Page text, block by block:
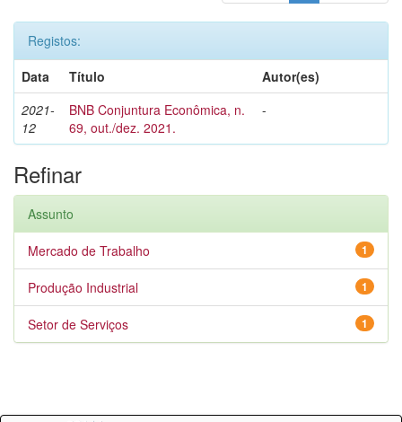
Registos:
Data
Título
Autor(es)
2021-
12
BNB Conjuntura Econômica, n.
69, out./dez. 2021.
-
Refinar
Assunto
1
Mercado de Trabalho
1
Produção Industrial
1
Setor de Serviços